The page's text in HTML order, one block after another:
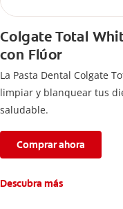
Colgate Total
con Flúor
La Pasta Dental Colgate
limpiar y blanquear tus
saludable.
Comprar ahora
Descubra más